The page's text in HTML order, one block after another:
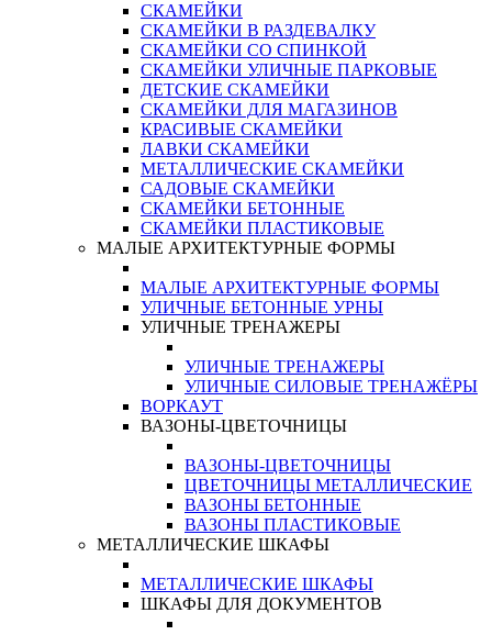
СКАМЕЙКИ
СКАМЕЙКИ В РАЗДЕВАЛКУ
СКАМЕЙКИ СО СПИНКОЙ
СКАМЕЙКИ УЛИЧНЫЕ ПАРКОВЫЕ
ДЕТСКИЕ СКАМЕЙКИ
СКАМЕЙКИ ДЛЯ МАГАЗИНОВ
КРАСИВЫЕ СКАМЕЙКИ
ЛАВКИ СКАМЕЙКИ
МЕТАЛЛИЧЕСКИЕ СКАМЕЙКИ
САДОВЫЕ СКАМЕЙКИ
СКАМЕЙКИ БЕТОННЫЕ
СКАМЕЙКИ ПЛАСТИКОВЫЕ
МАЛЫЕ АРХИТЕКТУРНЫЕ ФОРМЫ
МАЛЫЕ АРХИТЕКТУРНЫЕ ФОРМЫ
УЛИЧНЫЕ БЕТОННЫЕ УРНЫ
УЛИЧНЫЕ ТРЕНАЖЕРЫ
УЛИЧНЫЕ ТРЕНАЖЕРЫ
УЛИЧНЫЕ СИЛОВЫЕ ТРЕНАЖЁРЫ
ВОРКАУТ
ВАЗОНЫ-ЦВЕТОЧНИЦЫ
ВАЗОНЫ-ЦВЕТОЧНИЦЫ
ЦВЕТОЧНИЦЫ МЕТАЛЛИЧЕСКИЕ
ВАЗОНЫ БЕТОННЫЕ
ВАЗОНЫ ПЛАСТИКОВЫЕ
МЕТАЛЛИЧЕСКИЕ ШКАФЫ
МЕТАЛЛИЧЕСКИЕ ШКАФЫ
ШКАФЫ ДЛЯ ДОКУМЕНТОВ